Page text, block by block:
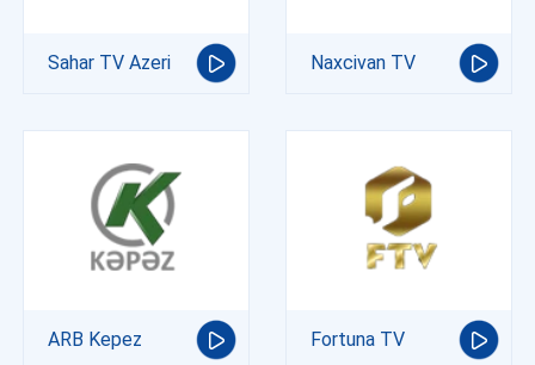
Sahar TV Azeri Naxcivan TV
ARB Kepez Fortuna TV